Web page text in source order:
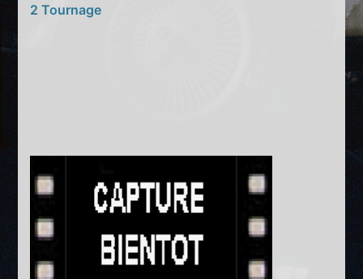
2 Tournage